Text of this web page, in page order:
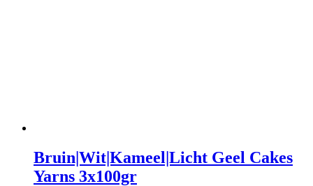
Bruin|Wit|Kameel|Licht Geel Cakes
Yarns 3x100gr